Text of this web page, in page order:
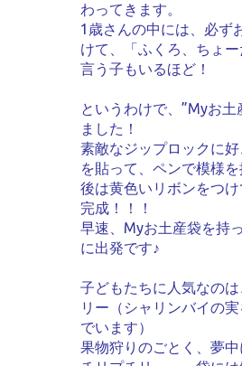
わってきます。
1歳さんの中には、必ず
けて、「ふくろ、ちょー
言う子もいるほど！
というわけで、”Myお土
ました！
素敵なジップロックに
を貼って、ペンで模様
後は黄色いリボンをつ
完成！！！
早速、Myお土産袋を持
に出発です♪
子どもたちに人気なの
リー（シャリンバイの
でいます）
果物狩りのごとく、夢